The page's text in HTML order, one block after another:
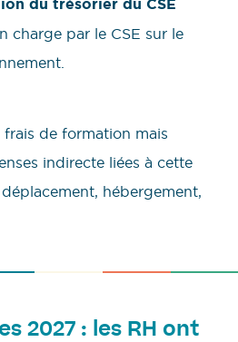
du trésorier du CSE
charge par le CSE sur le
de formation mais
indirecte liées à cette
hébergement,
2027 : les RH ont